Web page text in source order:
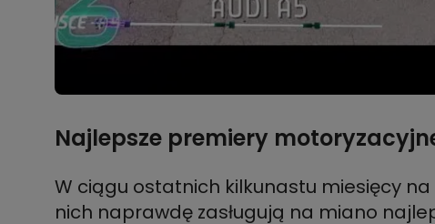
Najlepsze premiery
W ciągu ostatnich kilkunastu miesięcy
nich naprawdę zasługują na miano